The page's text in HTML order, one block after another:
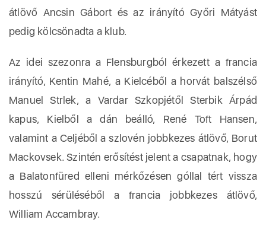
átlövő Ancsin Gábort és az irányító Győri Mátyást
pedig kölcsönadta a klub.
Az idei szezonra a Flensburgból érkezett a francia
irányító, Kentin Mahé, a Kielcéből a horvát balszélső
Manuel Strlek, a Vardar Szkopjétől Sterbik Árpád
kapus, Kielből a dán beálló, René Toft Hansen,
valamint a Celjéből a szlovén jobbkezes átlövő, Borut
Mackovsek. Szintén erősítést jelent a csapatnak, hogy
a Balatonfüred elleni mérkőzésen góllal tért vissza
hosszú sérüléséből a francia jobbkezes átlövő,
William Accambray.